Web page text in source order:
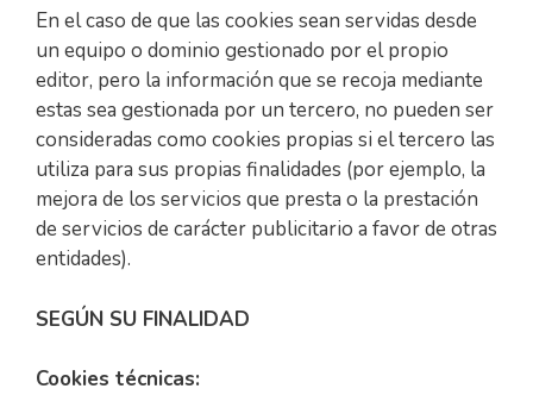
En el caso de que las cookies sean servidas desde
un equipo o dominio gestionado por el propio
editor, pero la información que se recoja mediante
estas sea gestionada por un tercero, no pueden ser
consideradas como cookies propias si el tercero las
utiliza para sus propias finalidades (por ejemplo, la
mejora de los servicios que presta o la prestación
de servicios de carácter publicitario a favor de otras
entidades).
SEGÚN SU FINALIDAD
Cookies técnicas: